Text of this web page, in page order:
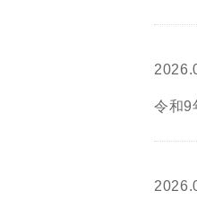
令和9